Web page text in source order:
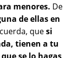
menores. De
de ellas en
quesi
tienen a tu